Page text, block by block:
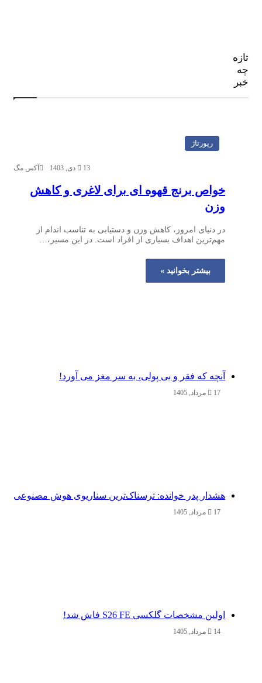
رپورتاژ
آکس مگ 13 دی, 1403
خواص برنج قهوه ای برای لاغری و کاهش
وزن
در دنیای امروز، کاهش وزن و دستیابی به تناسب اندام از
مهم‌ترین اهداف بسیاری از افراد است. در این مسیر،…
بیشتر بخوانید »
تازه
چه
خبر
آنچه که فقر و بی‌ پولی، به سر مغز می‌ آورد!
17 مرداد, 1405
هشدار پدر خوانده: ترسناک‌ترین سناریوی هوش مصنوعی
17 مرداد, 1405
اولین مشخصات گلکسی S26 FE فاش شد!
14 مرداد, 1405